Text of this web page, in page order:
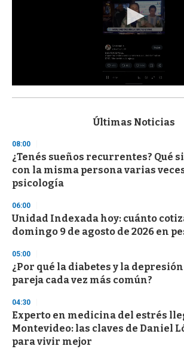
s
d
s
o
f
3
s
e
c
o
d
Últimas Noticias
08:00
¿Tenés sueños recurrentes? Qué
con la misma persona varias
psicología
06:00
Unidad Indexada hoy: cuánto
domingo 9 de agosto de 2026 en
05:00
¿Por qué la diabetes y la
pareja cada vez más común?
04:30
Experto en medicina del estrés
Montevideo: las claves de Daniel
para vivir mejor